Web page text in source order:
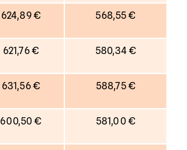
624,89 € 568,55 €
621,76 € 580,34 €
631,56 € 588,75 €
600,50 € 581,00 €